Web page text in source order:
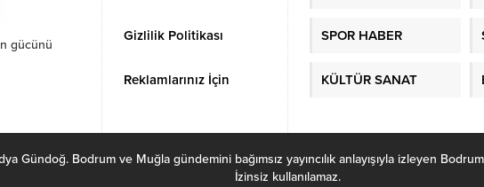
gücünü
Gizlilik Politikası
Reklamlarınız İçin
SPOR HABER
KÜLTÜR SANAT
Bodrum ve Muğla gündemini bağımsız yayıncılık anlayışıyla izleyen
İzinsiz kullanılamaz.